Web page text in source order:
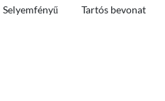
Selyemfényű Tartós bevonat